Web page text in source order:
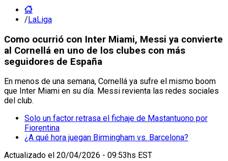
/LaLiga
Como ocurrió con Inter Miami, Messi ya convierte
al Cornellá en uno de los clubes con más
seguidores de España
En menos de una semana, Cornellá ya sufre el mismo boom
que Inter Miami en su día. Messi revienta las redes sociales
del club.
Solo un factor retrasa el fichaje de Mastantuono por
Fiorentina
¿A qué hora juegan Birmingham vs. Barcelona?
Actualizado el 20/04/2026 - 09:53hs EST